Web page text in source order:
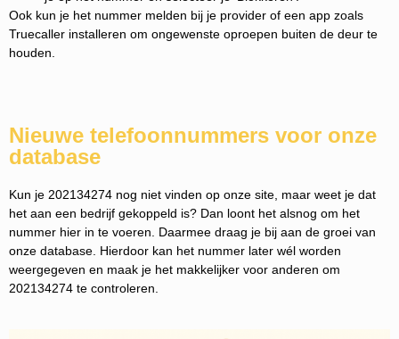
Ook kun je het nummer melden bij je provider of een app zoals
Truecaller installeren om ongewenste oproepen buiten de deur te
houden.
Nieuwe telefoonnummers voor onze
database
Kun je 202134274 nog niet vinden op onze site, maar weet je dat
het aan een bedrijf gekoppeld is? Dan loont het alsnog om het
nummer hier in te voeren. Daarmee draag je bij aan de groei van
onze database. Hierdoor kan het nummer later wél worden
weergegeven en maak je het makkelijker voor anderen om
202134274 te controleren.